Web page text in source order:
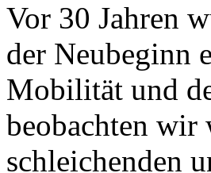
Vor 30 Jahren
der Neubeginn
Mobilität und
beobachten wir
schleichenden